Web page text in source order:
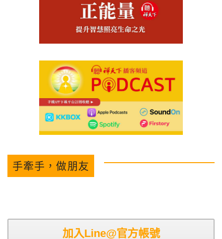
手牽手，做朋友
加入Line@官方帳號